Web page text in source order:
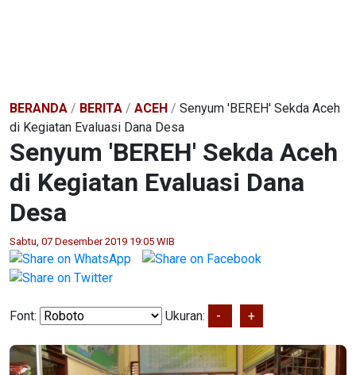
BERANDA / BERITA / ACEH / Senyum 'BEREH' Sekda Aceh
di Kegiatan Evaluasi Dana Desa
Senyum 'BEREH' Sekda Aceh
di Kegiatan Evaluasi Dana
Desa
Sabtu, 07 Desember 2019 19:05 WIB
Font: Ukuran: - +